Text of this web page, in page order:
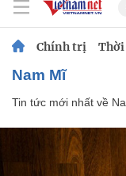
Chính trị Thời
Nam Mĩ
Tin tức mới nhất về